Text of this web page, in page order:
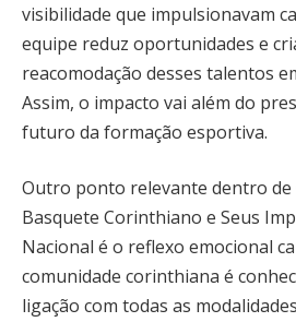
visibilidade que impulsionavam
equipe reduz oportunidades e
reacomodação desses talentos
Assim, o impacto vai além do
futuro da formação esportiva.
Outro ponto relevante dentro de
Basquete Corinthiano e Seus
Nacional é o reflexo emocional
comunidade corinthiana é
ligação com todas as